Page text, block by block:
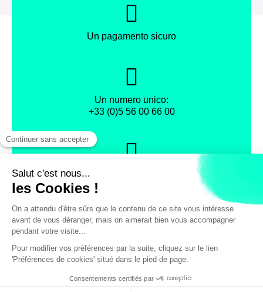
Un pagamento sicuro
Un numero unico:
+33 (0)5 56 00 66 00
Protezione dei dati personali
FacebookInstagram
X